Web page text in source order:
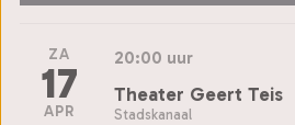
ZA
17
APR
20:00 uur
Theater Geert Teis
Stadskanaal